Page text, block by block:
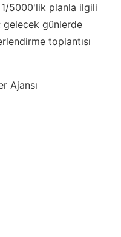
1/5000'lik planla ilgili
gelecek günlerde
toplantısı
Ajansı